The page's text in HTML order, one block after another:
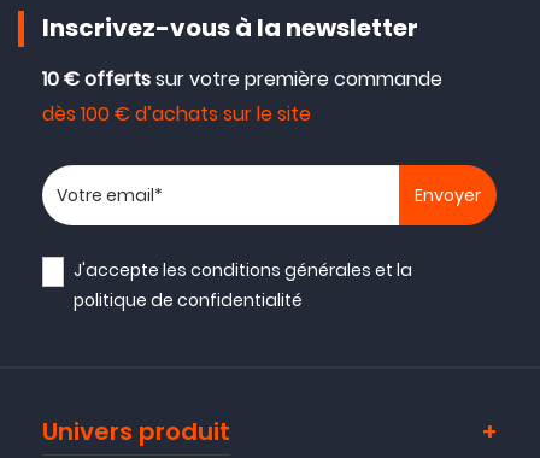
Inscrivez-vous à la newsletter
10 € offertssur votre première commande
dès 100 € d’achats sur le site
Votre adresse email
J'accepte lesconditions générales et la
politique de confidentialité
Univers produit